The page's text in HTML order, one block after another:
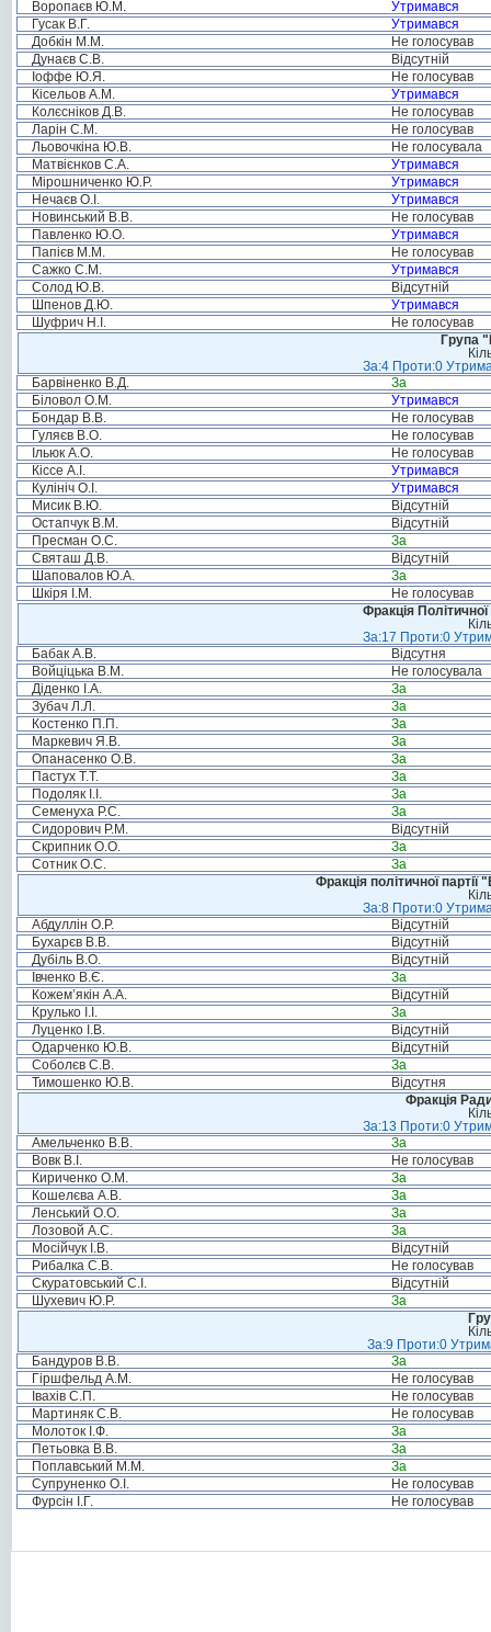
Воропаєв Ю.М.
Утримався
Гусак В.Г.
Утримався
Добкін М.М.
Не голосував
Дунаєв С.В.
Відсутній
Іоффе Ю.Я.
Не голосував
Кісельов А.М.
Утримався
Колєсніков Д.В.
Не голосував
Ларін С.М.
Не голосував
Льовочкіна Ю.В.
Не голосувала
Матвієнков С.А.
Утримався
Мірошниченко Ю.Р.
Утримався
Нечаєв О.І.
Утримався
Новинський В.В.
Не голосував
Павленко Ю.О.
Утримався
Папієв М.М.
Не голосував
Сажко С.М.
Утримався
Солод Ю.В.
Відсутній
Шпенов Д.Ю.
Утримався
Шуфрич Н.І.
Не голосував
Група
За:4 Проти:0
Барвіненко В.Д.
За
Біловол О.М.
Утримався
Бондар В.В.
Не голосував
Гуляєв В.О.
Не голосував
Ільюк А.О.
Не голосував
Кіссе А.І.
Утримався
Кулініч О.І.
Утримався
Мисик В.Ю.
Відсутній
Остапчук В.М.
Відсутній
Пресман О.С.
За
Святаш Д.В.
Відсутній
Шаповалов Ю.А.
За
Шкіря І.М.
Не голосував
Фракція
За:17 Проти:0
Бабак А.В.
Відсутня
Войціцька В.М.
Не голосувала
Діденко І.А.
За
Зубач Л.Л.
За
Костенко П.П.
За
Маркевич Я.В.
За
Опанасенко О.В.
За
Пастух Т.Т.
За
Подоляк І.І.
За
Семенуха Р.С.
За
Сидорович Р.М.
Відсутній
Скрипник О.О.
За
Сотник О.С.
За
Фракція політичної
За:8 Проти:0
Абдуллін О.Р.
Відсутній
Бухарєв В.В.
Відсутній
Дубіль В.О.
Відсутній
Івченко В.Є.
За
Кожем’якін А.А.
Відсутній
Крулько І.І.
За
Луценко І.В.
Відсутній
Одарченко Ю.В.
Відсутній
Соболєв С.В.
За
Тимошенко Ю.В.
Відсутня
Фракція
За:13 Проти:0
Амельченко В.В.
За
Вовк В.І.
Не голосував
Кириченко О.М.
За
Кошелєва А.В.
За
Ленський О.О.
За
Лозовой А.С.
За
Мосійчук І.В.
Відсутній
Рибалка С.В.
Не голосував
Скуратовський С.І.
Відсутній
Шухевич Ю.Р.
За
За:9 Проти:0
Бандуров В.В.
За
Гіршфельд А.М.
Не голосував
Івахів С.П.
Не голосував
Мартиняк С.В.
Не голосував
Молоток І.Ф.
За
Петьовка В.В.
За
Поплавський М.М.
За
Супруненко О.І.
Не голосував
Фурсін І.Г.
Не голосував